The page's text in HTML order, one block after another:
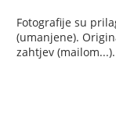
Fotografije su
(umanjene).
zahtjev (mailom...).